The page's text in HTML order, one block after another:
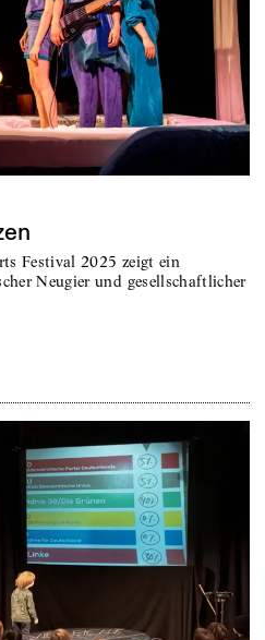
Festival 2025 zeigt ein
Neugier und gesellschaftlicher